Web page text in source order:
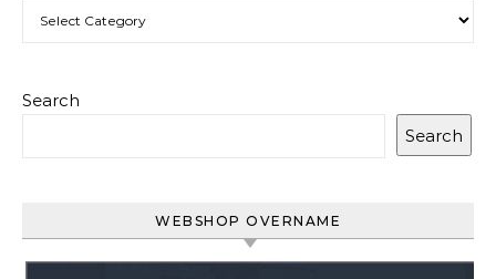
Search
Search
WEBSHOP OVERNAME